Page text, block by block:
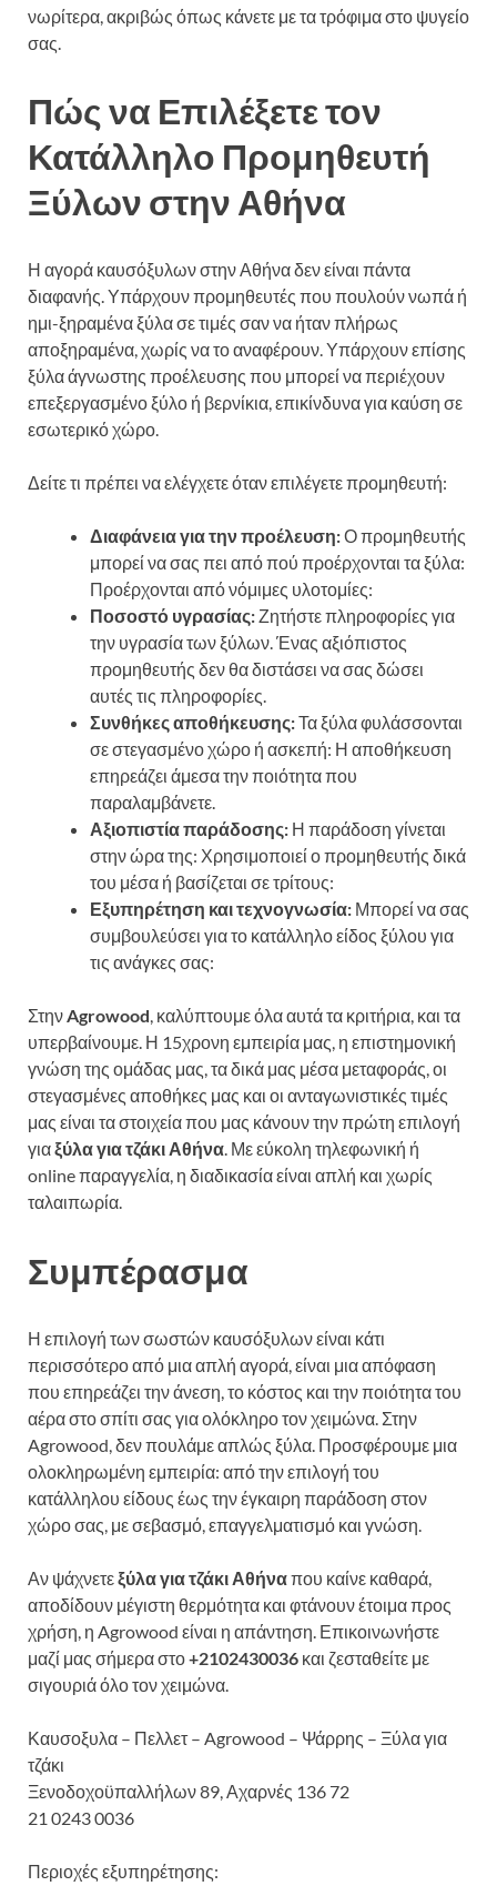
νωρίτερα, ακριβώς όπως κάνετε με τα τρόφιμα στο ψυγείο
σας.
Πώς να Επιλέξετε τον
Κατάλληλο Προμηθευτή
Ξύλων στην Αθήνα
Η αγορά καυσόξυλων στην Αθήνα δεν είναι πάντα
διαφανής. Υπάρχουν προμηθευτές που πουλούν νωπά ή
ημι-ξηραμένα ξύλα σε τιμές σαν να ήταν πλήρως
αποξηραμένα, χωρίς να το αναφέρουν. Υπάρχουν επίσης
ξύλα άγνωστης προέλευσης που μπορεί να περιέχουν
επεξεργασμένο ξύλο ή βερνίκια, επικίνδυνα για καύση σε
εσωτερικό χώρο.
Δείτε τι πρέπει να ελέγχετε όταν επιλέγετε προμηθευτή:
Διαφάνεια για την προέλευση:Ο προμηθευτής
μπορεί να σας πει από πού προέρχονται τα ξύλα:
Προέρχονται από νόμιμες υλοτομίες:
Ποσοστό υγρασίας:Ζητήστε πληροφορίες για
την υγρασία των ξύλων. Ένας αξιόπιστος
προμηθευτής δεν θα διστάσει να σας δώσει
αυτές τις πληροφορίες.
Συνθήκες αποθήκευσης:Τα ξύλα φυλάσσονται
σε στεγασμένο χώρο ή ασκεπή: Η αποθήκευση
επηρεάζει άμεσα την ποιότητα που
παραλαμβάνετε.
Αξιοπιστία παράδοσης: Η παράδοση γίνεται
στην ώρα της: Χρησιμοποιεί ο προμηθευτής δικά
του μέσα ή βασίζεται σε τρίτους:
Εξυπηρέτηση και τεχνογνωσία: Μπορεί να σας
συμβουλεύσει για το κατάλληλο είδος ξύλου για
τις ανάγκες σας:
ΣτηνAgrowood, καλύπτουμε όλα αυτά τα κριτήρια, και τα
υπερβαίνουμε. Η 15χρονη εμπειρία μας, η επιστημονική
γνώση της ομάδας μας, τα δικά μας μέσα μεταφοράς, οι
στεγασμένες αποθήκες μας και οι ανταγωνιστικές τιμές
μας είναι τα στοιχεία που μας κάνουν την πρώτη επιλογή
γιαξύλα για τζάκι Αθήνα. Με εύκολη τηλεφωνική ή
online παραγγελία, η διαδικασία είναι απλή και χωρίς
ταλαιπωρία.
Συμπέρασμα
Η επιλογή των σωστών καυσόξυλων είναι κάτι
περισσότερο από μια απλή αγορά, είναι μια απόφαση
που επηρεάζει την άνεση, το κόστος και την ποιότητα του
αέρα στο σπίτι σας για ολόκληρο τον χειμώνα. Στην
Agrowood, δεν πουλάμε απλώς ξύλα. Προσφέρουμε μια
ολοκληρωμένη εμπειρία: από την επιλογή του
κατάλληλου είδους έως την έγκαιρη παράδοση στον
χώρο σας, με σεβασμό, επαγγελματισμό και γνώση.
Αν ψάχνετεξύλα για τζάκι Αθήναπου καίνε καθαρά,
αποδίδουν μέγιστη θερμότητα και φτάνουν έτοιμα προς
χρήση, η Agrowood είναι η απάντηση. Επικοινωνήστε
μαζί μας σήμερα στο+2102430036 και ζεσταθείτε με
σιγουριά όλο τον χειμώνα.
Καυσοξυλα – Πελλετ – Agrowood – Ψάρρης – Ξύλα για
τζάκι
Ξενοδοχοϋπαλλήλων 89, Αχαρνές 136 72
21 0243 0036
Περιοχές εξυπηρέτησης: